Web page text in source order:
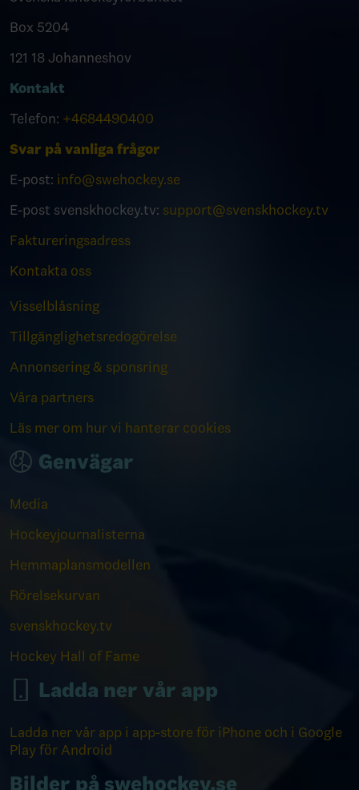
Box 5204
121 18 Johanneshov
Kontakt
Telefon: +4684490400
Svar på vanliga frågor
E-post: info@swehockey.se
E-post svenskhockey.tv: support@svenskhockey.tv
Faktureringsadress
Kontakta oss
Visselblåsning
Tillgänglighetsredogörelse
Annonsering & sponsring
Våra partners
Läs mer om hur vi hanterar cookies
Genvägar
Media
Hockeyjournalisterna
Hemmaplansmodellen
Rörelsekurvan
svenskhockey.tv
Hockey Hall of Fame
Ladda ner vår app
Ladda ner vår app i app-store för iPhone och i Google
Play för Android
Bilder på swehockey.se